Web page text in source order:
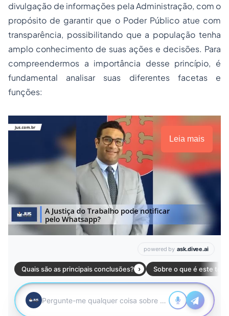
divulgação de informações pela Administração, com o
propósito de garantir que o Poder Público atue com
transparência, possibilitando que a população tenha
amplo conhecimento de suas ações e decisões. Para
compreendermos a importância desse princípio, é
fundamental analisar suas diferentes facetas e
funções:
Leia mais